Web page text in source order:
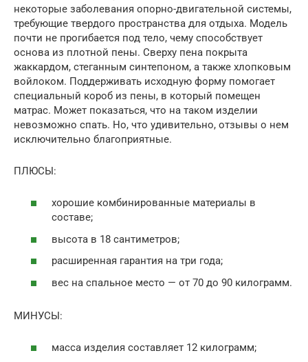
некоторые заболевания опорно-двигательной системы,
требующие твердого пространства для отдыха. Модель
почти не прогибается под тело, чему способствует
основа из плотной пены. Сверху пена покрыта
жаккардом, стеганным синтепоном, а также хлопковым
войлоком. Поддерживать исходную форму помогает
специальный короб из пены, в который помещен
матрас. Может показаться, что на таком изделии
невозможно спать. Но, что удивительно, отзывы о нем
исключительно благоприятные.
ПЛЮСЫ:
хорошие комбинированные материалы в
составе;
высота в 18 сантиметров;
расширенная гарантия на три года;
вес на спальное место — от 70 до 90 килограмм.
МИНУСЫ:
масса изделия составляет 12 килограмм;